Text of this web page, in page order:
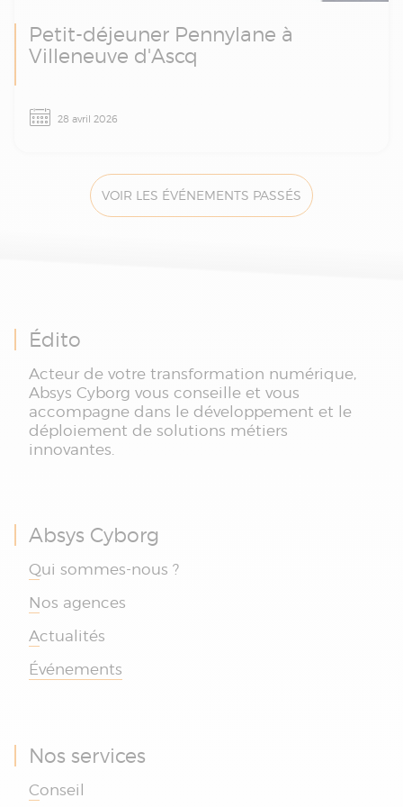
Petit-déjeuner Pennylane à
Villeneuve d'Ascq
Facturation électronique, e-reporting et
démonstration Pennylane : rendez-vous le 28
28 avril 2026
VOIR LES ÉVÉNEMENTS PASSÉS
Édito
Acteur de votre transformation numérique,
Absys Cyborg vous conseille et vous
accompagne dans le développement et le
déploiement de solutions métiers
innovantes.
Absys Cyborg
Qui sommes-nous ?
Nos agences
Actualités
Événements
Nos services
Conseil